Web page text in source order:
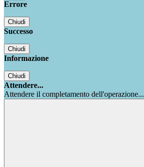
Errore
Chiudi
Successo
Chiudi
Informazione
Chiudi
Attendere...
Attendere il completamento dell'operazione...